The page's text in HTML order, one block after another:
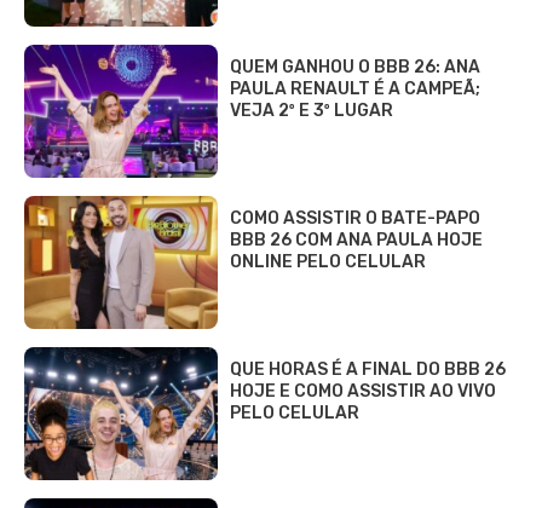
QUEM GANHOU O BBB 26: ANA
PAULA RENAULT É A CAMPEÃ;
VEJA 2º E 3º LUGAR
COMO ASSISTIR O BATE-PAPO
BBB 26 COM ANA PAULA HOJE
ONLINE PELO CELULAR
QUE HORAS É A FINAL DO BBB 26
HOJE E COMO ASSISTIR AO VIVO
PELO CELULAR